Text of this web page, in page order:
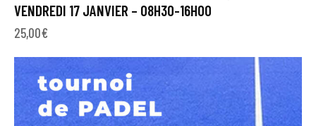
VENDREDI 17 JANVIER – 08H30-16H00
25,00€